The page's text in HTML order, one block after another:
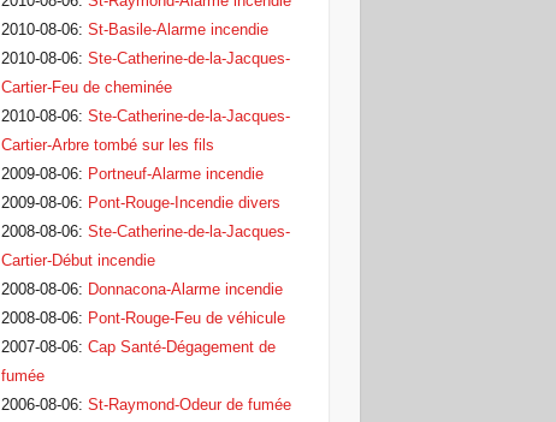
2010-08-06: St-Basile-Alarme incendie
2010-08-06: Ste-Catherine-de-la-Jacques-
Cartier-Feu de cheminée
2010-08-06: Ste-Catherine-de-la-Jacques-
Cartier-Arbre tombé sur les fils
2009-08-06: Portneuf-Alarme incendie
2009-08-06: Pont-Rouge-Incendie divers
2008-08-06: Ste-Catherine-de-la-Jacques-
Cartier-Début incendie
2008-08-06: Donnacona-Alarme incendie
2008-08-06: Pont-Rouge-Feu de véhicule
2007-08-06: Cap Santé-Dégagement de
fumée
2006-08-06: St-Raymond-Odeur de fumée